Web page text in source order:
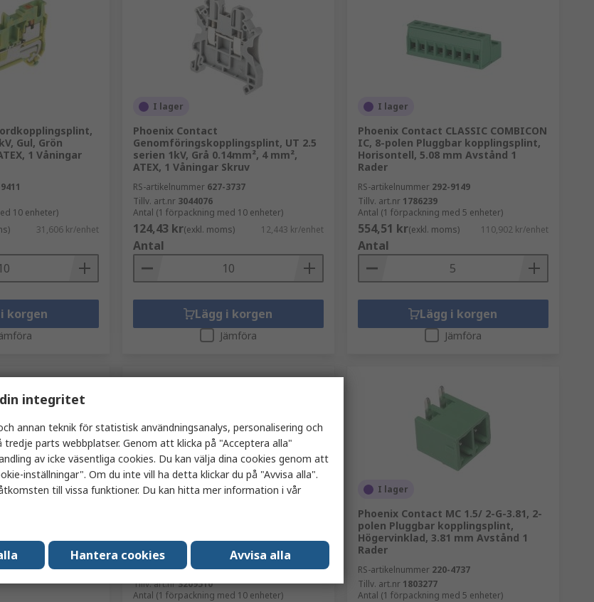
Gul, Grön
1 Våningar
10 enheter)
31,606 kr/enhet
korgen
I lager
Phoenix Contact
Genomföringskopplingsplint, UT 2.5
serien 1kV, Grå 0.14mm², 4 mm²,
ATEX, 1 Våningar Skruv
RS-artikelnummer 627-3737
Tillv. art.nr 3044076
Antal (1 förpackning med 10 enheter)
124,43 kr(exkl. moms) 12,443 kr/enhet
Antal
Lägg i korgen
Jämföra
I lager
Phoenix Contact CLASSIC COMBICON
IC, 8-polen Pluggbar kopplingsplint,
Horisontell, 5.08 mm Avstånd 1
Rader
RS-artikelnummer 292-9149
Tillv. art.nr 1786239
Antal (1 förpackning med 5 enheter)
554,51 kr(exkl. moms) 110,902 kr/enhet
Antal
Lägg i korgen
Jämföra
3-polig,
I lager
serien 800V, Grå 0.14mm², 4 mm²,
ATEX, 1 Våningar Insticksmodell
RS-artikelnummer687-9414
Tillv. art.nr3209510
Antal (1 förpackning med 10 enheter)
I lager
Phoenix Contact MC 1.5/ 2-G-3.81, 2-
polen Pluggbar kopplingsplint,
Högervinklad, 3.81 mm Avstånd 1
Rader
RS-artikelnummer 220-4737
Tillv. art.nr 1803277
Antal (1 förpackning med 5 enheter)
integritet
annan teknik för statistisk användningsanalys, personalisering och
parts webbplatser. Genom att klicka på "Acceptera alla"
av icke väsentliga cookies. Du kan välja dina cookies genom att
inställningar". Om du inte vill ha detta klickar du på "Avvisa alla".
till vissa funktioner. Du kan hitta mer information i vår
Hantera cookies Avvisa alla